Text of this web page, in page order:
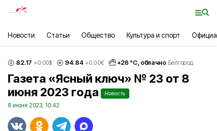
Новости Статьи Общество Культура и спорт
82.17 +0.00$ 94.84 +0.00€ +26 °С, облачно Белгород
Газета «Ясный ключ» № 23 от 8
июня 2023 года
Новость
8 июня 2023, 10:42